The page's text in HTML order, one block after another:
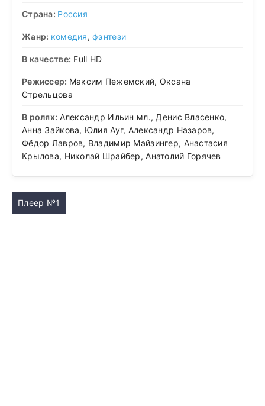
Страна: Россия
Жанр: комедия,фэнтези
В качестве: Full HD
Режиссер: Максим Пежемский, Оксана
Стрельцова
В ролях: Александр Ильин мл., Денис Власенко,
Анна Зайкова, Юлия Ауг, Александр Назаров,
Фёдор Лавров, Владимир Майзингер, Анастасия
Крылова, Николай Шрайбер, Анатолий Горячев
Плеер №1